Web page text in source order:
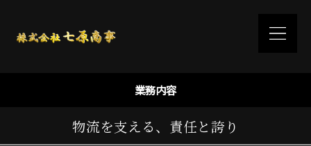
業務内容
物流を支える、責任と誇り